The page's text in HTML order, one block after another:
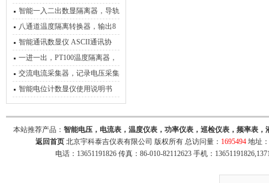
电压采集转换器
智能一入二出数显隔离器，导轨
数显隔离器
八通道温度隔离转换器，输出8
路4-20mA，RS485通讯
智能通讯数显仪 ASCII通讯协
议，Modbus协议
一进一出，PT100温度隔离器，
输出4-20mA，RS485
交流电流采集器，记录电压采集
器，交流通讯转换器
智能电位计数显仪使用说明书
本站推荐产品： 智能电压，电流表，温度仪表，功率仪表，巡检仪表，频率表
返回首页 北京宇科泰吉仪表有限公司 版权所有 总访问量： 1695494 地址
电话：13651191826 传真：86-010-82112623 手机：